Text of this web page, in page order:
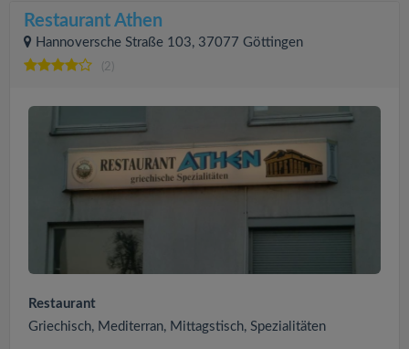
Restaurant Athen
Hannoversche Straße 103, 37077 Göttingen
(2)
Restaurant
Griechisch, Mediterran, Mittagstisch, Spezialitäten